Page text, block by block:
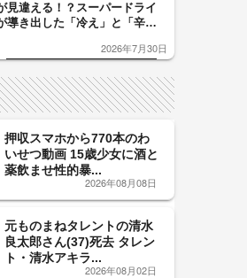
見違える！？スーパードライ
導き出した「冷え」と「辛
した「辛口カーブ」が飲み頃の
2026年7月30日
押収スマホから770本のわ
いせつ動画 15歳少女に酒と
薬飲ませ性的暴...
2026年08月08日
元ものまねタレントの清水
良太郎さん(37)死去 タレン
ト・清水アキラ...
2026年08月02日